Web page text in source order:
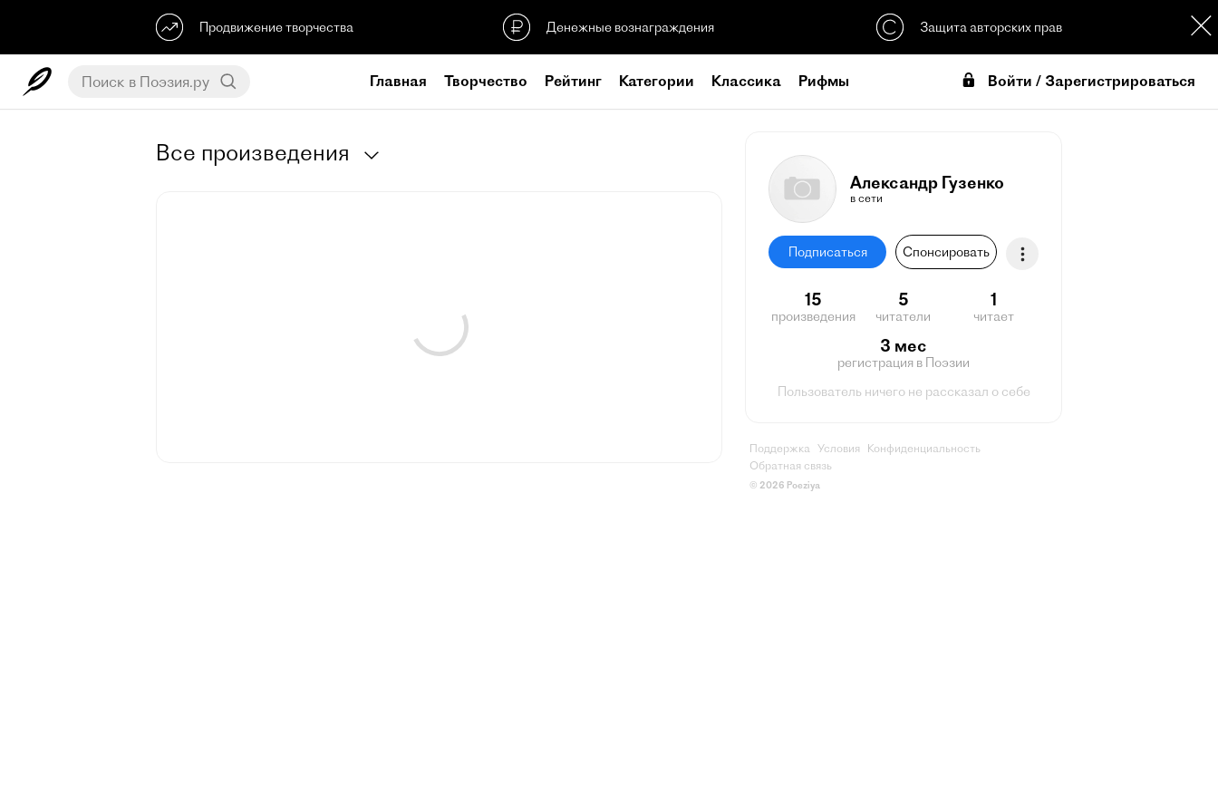
Продвижение творчества Денежные вознаграждения Защита авторских прав
Главная Творчество Рейтинг Категории Классика Рифмы Войти / Зарегистрироваться
Александр Гузенко
в сети
Подписаться Спонсировать
15
произведения
5
читатели
1
читает
3 мес
регистрация в Поэзии
Пользователь ничего не рассказал о себе
Поддержка Условия
Конфиденциальность
Обратная связь
© 2026 Poeziya
Все произведения